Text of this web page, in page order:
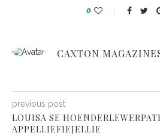
0
CAXTON
previous post
LOUISA SE
APPELLIEFIEJELLIE